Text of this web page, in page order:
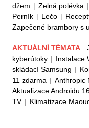
džem | Zelná polévka |
Perník | Lečo |
Zapečené brambory s
AKTUÁLNÍ TÉMATA
kyberútoky | Instalace
skládací Samsung |
11 zdarma | Anthropic
Aktualizace Androidu
TV | Klimatizace